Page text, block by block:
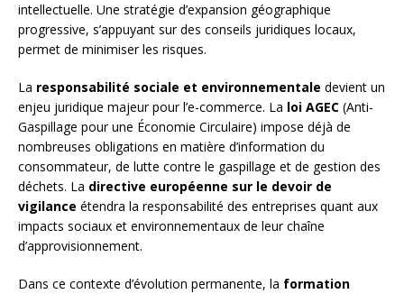
intellectuelle. Une stratégie d’expansion géographique
progressive, s’appuyant sur des conseils juridiques locaux,
permet de minimiser les risques.
La responsabilité sociale et environnementale devient un
enjeu juridique majeur pour l’e-commerce. La loi AGEC (Anti-
Gaspillage pour une Économie Circulaire) impose déjà de
nombreuses obligations en matière d’information du
consommateur, de lutte contre le gaspillage et de gestion des
déchets. La directive européenne sur le devoir de
vigilance étendra la responsabilité des entreprises quant aux
impacts sociaux et environnementaux de leur chaîne
d’approvisionnement.
Dans ce contexte d’évolution permanente, la formation